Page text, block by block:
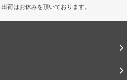
荷はお休みを頂いております。